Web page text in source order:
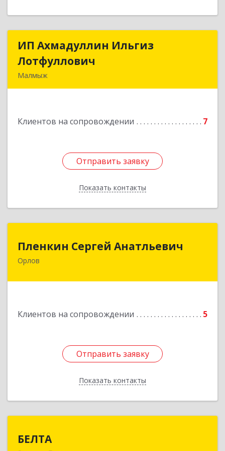
ИП Ахмадуллин Ильгиз
Лотфуллович
Малмыж
Клиентов на сопровождении 7
Отправить заявку
Показать контакты
ИП Ахмадуллин Ильгиз
Подробнее
Отправить заявку
Назад
Пленкин Сергей Анатльевич
Орлов
Клиентов на сопровождении 5
Отправить заявку
Показать контакты
Пленкин Сергей Анатльевич
Отправить заявку
Назад
БЕЛТА